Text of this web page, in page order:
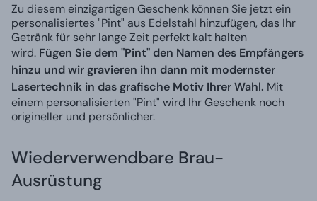
Zu diesem einzigartigen Geschenk können Sie jetzt ein
personalisiertes "Pint" aus Edelstahl hinzufügen, das Ihr
Getränk für sehr lange Zeit perfekt kalt halten
wird. Fügen Sie dem "Pint" den Namen des Empfängers
hinzu und wir gravieren ihn dann mit modernster
Lasertechnik in das grafische Motiv Ihrer Wahl. Mit
einem personalisierten "Pint" wird Ihr Geschenk noch
origineller und persönlicher.
Wiederverwendbare Brau-
Ausrüstung